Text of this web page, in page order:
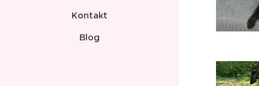
Kontakt
Blog